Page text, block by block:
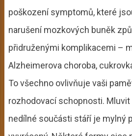
poškození symptomů, které
narušení mozkových buněk
přidruženými komplikacemi –
Alzheimerova choroba,
To všechno ovlivňuje vaši
rozhodovací schopnosti.
nedílné součásti stáří je mylný